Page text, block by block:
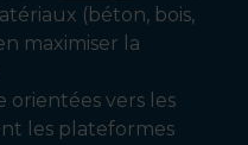
(béton, bois,
maximiser la
orientées vers les
les plateformes